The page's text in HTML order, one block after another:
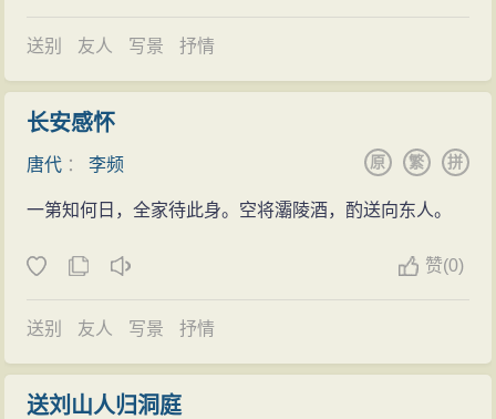
临了，阿袁在此顺便提说一笔，曾任武功主簿便被
世人称为姚武功的姚合，事实上，倒是他的快婿、后来
比他这官衔略微大些的曾任武功令的李频却并未被世人
称为李武功，这也可算是他们翁婿名头之外的颇有意思
的称谓了。
律关系而读仄声。
送别 友人 写景 抒情
长安感怀
唐代 ：李频 拼
繁
原
一第知何日，全家待此身。空将灞陵酒，酌送向东人。
赞(0)
送别 友人 写景 抒情
送刘山人归洞庭